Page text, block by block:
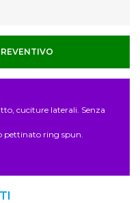
cuciture laterali. Senza
pettinato ring spun.